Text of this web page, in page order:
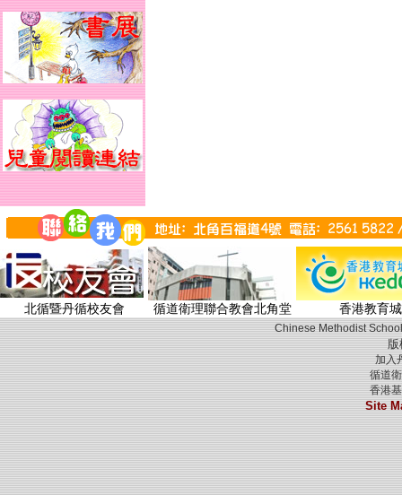
北循暨丹循校友會 循道衛理聯合教會北角堂 香港教育城
Chinese Methodist
版
加入
循道
香港
Site